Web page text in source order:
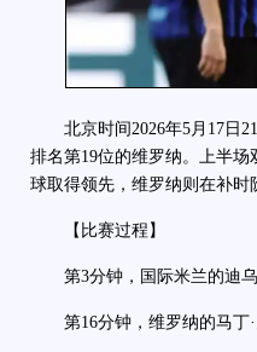
北京时间2026年5月17日
排名第19位的维罗纳。上半
球取得领先，维罗纳则在补
【比赛过程】
第3分钟，国际米兰的迪乌
第16分钟，维罗纳的马丁·